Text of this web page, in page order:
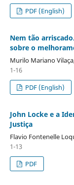
PDF (English)
Nem tão
sobre o
Murilo Mariano
1-16
PDF (English)
John Locke e a
Justiça
Flavio Fontenelle
1-13
PDF